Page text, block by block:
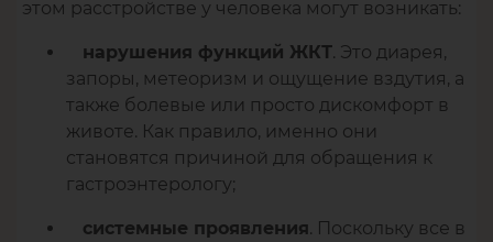
этом расстройстве у человека могут возникать:
нарушения функций ЖКТ. Это диарея,
запоры, метеоризм и ощущение вздутия, а
также болевые или просто дискомфорт в
животе. Как правило, именно они
становятся причиной для обращения к
гастроэнтерологу;
системные проявления. Поскольку все в